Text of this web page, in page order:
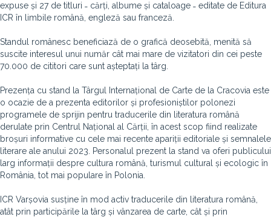
expuse și 27 de titluri ˗ cărți, albume și cataloage ˗ editate de Editura
ICR în limbile română, engleză sau franceză.
Standul românesc beneficiază de o grafică deosebită, menită să
suscite interesul unui număr cât mai mare de vizitatori din cei peste
70.000 de cititori care sunt așteptați la târg.
Prezența cu stand la Târgul Internațional de Carte de la Cracovia este
o ocazie de a prezenta editorilor și profesioniștilor polonezi
programele de sprijin pentru traducerile din literatura română
derulate prin Centrul Național al Cărții, în acest scop fiind realizate
broșuri informative cu cele mai recente apariții editoriale și semnalele
literare ale anului 2023. Personalul prezent la stand va oferi publicului
larg informații despre cultura română, turismul cultural și ecologic în
România, tot mai populare în Polonia.
ICR Varșovia susține în mod activ traducerile din literatura română,
atât prin participările la târg și vânzarea de carte, cât și prin